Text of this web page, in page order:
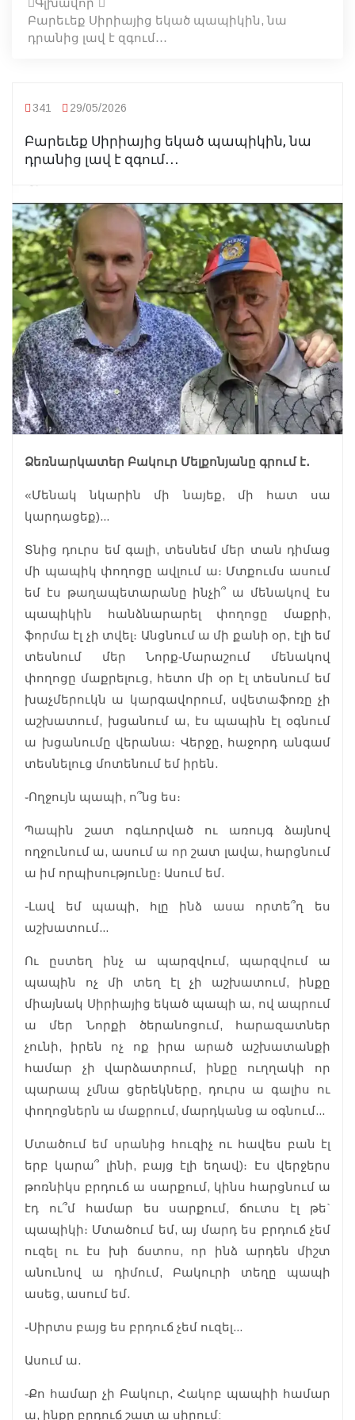
Բարեւեք Սիրիայից եկած պապիկին, նա
դրանից լավ է զգում․․․
341 29/05/2026
Բարեւեք Սիրիայից եկած պապիկին, նա
դրանից լավ է զգում․․․
Ձեռնարկատեր Բակուր Մելքոնյանը գրում է․
«Մենակ նկարին մի նայեք, մի հատ սա
կարդացեք)...
Տնից դուրս եմ գալի, տեսնեմ մեր տան դիմաց
մի պապիկ փողոցը ավլում ա։ Մտքումս ասում
եմ էս թաղապետարանը ինչի՞ ա մենակով էս
պապիկին հանձնարարել փողոցը մաքրի,
ֆորմա էլ չի տվել։ Անցնում ա մի քանի օր, էլի եմ
տեսնում մեր Նորք֊Մարաշում մենակով
փողոցը մաքրելուց, հետո մի օր էլ տեսնում եմ
խաչմերուկն ա կարգավորում, սվետաֆոռը չի
աշխատում, խցանում ա, էս պապին էլ օգնում
ա խցանումը վերանա։ Վերջը, հաջորդ անգամ
տեսնելուց մոտենում եմ իրեն.
֊Ողջույն պապի, ո՞նց ես։
Պապին շատ ոգևորված ու առույգ ձայնով
ողջունում ա, ասում ա որ շատ լավա, հարցնում
ա իմ որպիսությունը։ Ասում եմ.
֊Լավ եմ պապի, հլը ինձ ասա որտե՞ղ ես
աշխատում...
Ու ըստեղ ինչ ա պարզվում, պարզվում ա
պապին ոչ մի տեղ էլ չի աշխատում, ինքը
միայնակ Սիրիայից եկած պապի ա, ով ապրում
ա մեր Նորքի ծերանոցում, հարազատներ
չունի, իրեն ոչ ոք իրա արած աշխատանքի
համար չի վարձատրում, ինքը ուղղակի որ
պարապ չմնա ցերեկները, դուրս ա գալիս ու
փողոցներն ա մաքրում, մարդկանց ա օգնում...
Մտածում եմ սրանից հուզիչ ու հավես բան էլ
երբ կարա՞ լինի, բայց էլի եղավ)։ Էս վերջերս
թոռնիկս բրդուճ ա սարքում, կինս հարցնում ա
էդ ու՞մ համար ես սարքում, ճուտս էլ թե`
պապիկի։ Մտածում եմ, այ մարդ ես բրդուճ չեմ
ուզել ու էս խի ճստոս, որ ինձ արդեն միշտ
անունով ա դիմում, Բակուրի տեղը պապի
ասեց, ասում եմ.
֊Սիրտս բայց ես բրդուճ չեմ ուզել...
Ասում ա.
֊Քո համար չի Բակուր, Հակոբ պապիի համար
ա, ինքը բրդուճ շատ ա սիրում: